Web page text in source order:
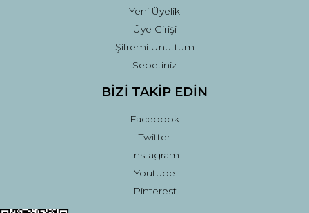
Yeni Üyelik
Üye Girişi
Şifremi Unuttum
Sepetiniz
BİZİ TAKİP EDİN
Facebook
Twitter
Instagram
Youtube
Pinterest